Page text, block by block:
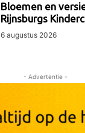
Bloemen en
Rijnsburgs
6 augustus 2026
- Advertentie -